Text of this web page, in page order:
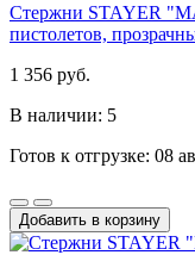
Стержни STAYER
пистолетов,
1 356 руб.
В наличии: 5
Готов к отгрузке: 08
Добавить в корзину